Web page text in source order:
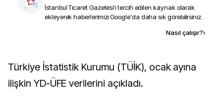
İstanbul Ticaret Gazetesi'i tercih edilen kaynak olarak
ekleyerek haberlerimizi Google'da daha sık görebilirsiniz.
Nasıl çalışır?›
Türkiye İstatistik Kurumu (TÜİK), ocak ayına
ilişkin YD-ÜFE verilerini açıkladı.